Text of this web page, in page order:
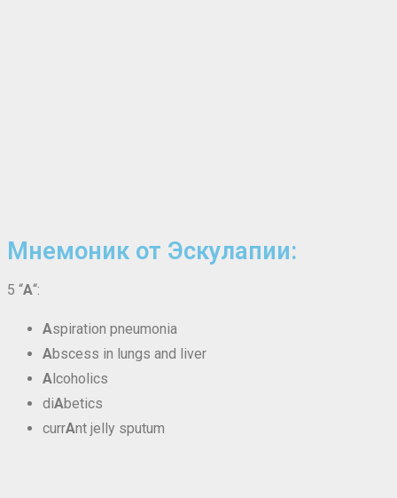
Мнемоник от Эскулапии:
5 “А“:
Aspiration pneumonia
Abscess in lungs and liver
Alcoholics
diAbetics
currAnt jelly sputum